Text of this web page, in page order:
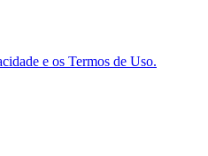
e os Termos de Uso.